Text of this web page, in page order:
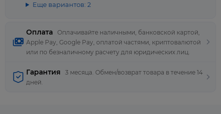
Оплата
Оплачивайте наличными, банковской картой,
Apple Pay, Google Pay, оплатой частями, криптовалютой
или по безналичному расчету для юридических лиц.
Еще вариантов: 2
Гарантия
3 месяца. Обмен/возврат товара в течение 14
дней.